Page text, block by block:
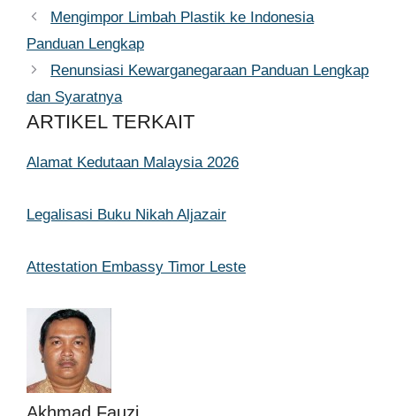
Mengimpor Limbah Plastik ke Indonesia
Panduan Lengkap
Renunsiasi Kewarganegaraan Panduan Lengkap
dan Syaratnya
ARTIKEL TERKAIT
Alamat Kedutaan Malaysia 2026
Legalisasi Buku Nikah Aljazair
Attestation Embassy Timor Leste